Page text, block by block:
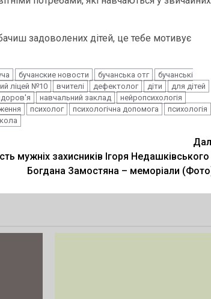
задоволених дітей, це тебе мотивує
бучанские новости бучанська отг
бучанські
ліцей №10 вчителі дефектолог діти
для дітей
навчальний заклад
нейропсихологія
психолог психологічна допомога
психологія
мужніх захисників Ігоря Недашківського
Богдана Замостяна – меморіали